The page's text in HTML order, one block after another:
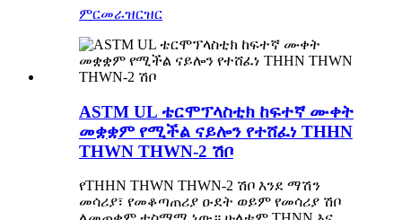
ምርመራዝርዝር
ASTM UL ቴርሞፕላስቲክ ከፍተኛ ሙቀት
መቋቋም የሚችል ናይሎን የተሸፈነ THHN
THWN THWN-2 ሽቦ
የTHHN THWN THWN-2 ሽቦ እንደ ማሽን
መሳሪያ፣ የመቆጣጠሪያ ዑደት ወይም የመሳሪያ ሽቦ